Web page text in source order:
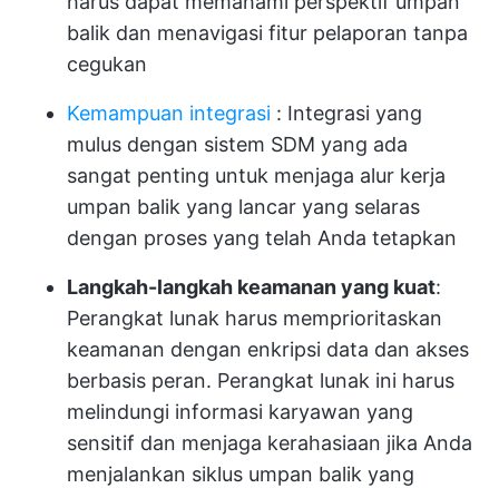
balik dan menavigasi fitur pelaporan tanpa
cegukan
Kemampuan integrasi : Integrasi yang
mulus dengan sistem SDM yang ada
sangat penting untuk menjaga alur kerja
umpan balik yang lancar yang selaras
dengan proses yang telah Anda tetapkan
Langkah-langkah keamanan yang kuat:
Perangkat lunak harus memprioritaskan
keamanan dengan enkripsi data dan akses
berbasis peran. Perangkat lunak ini harus
melindungi informasi karyawan yang
sensitif dan menjaga kerahasiaan jika Anda
menjalankan siklus umpan balik yang